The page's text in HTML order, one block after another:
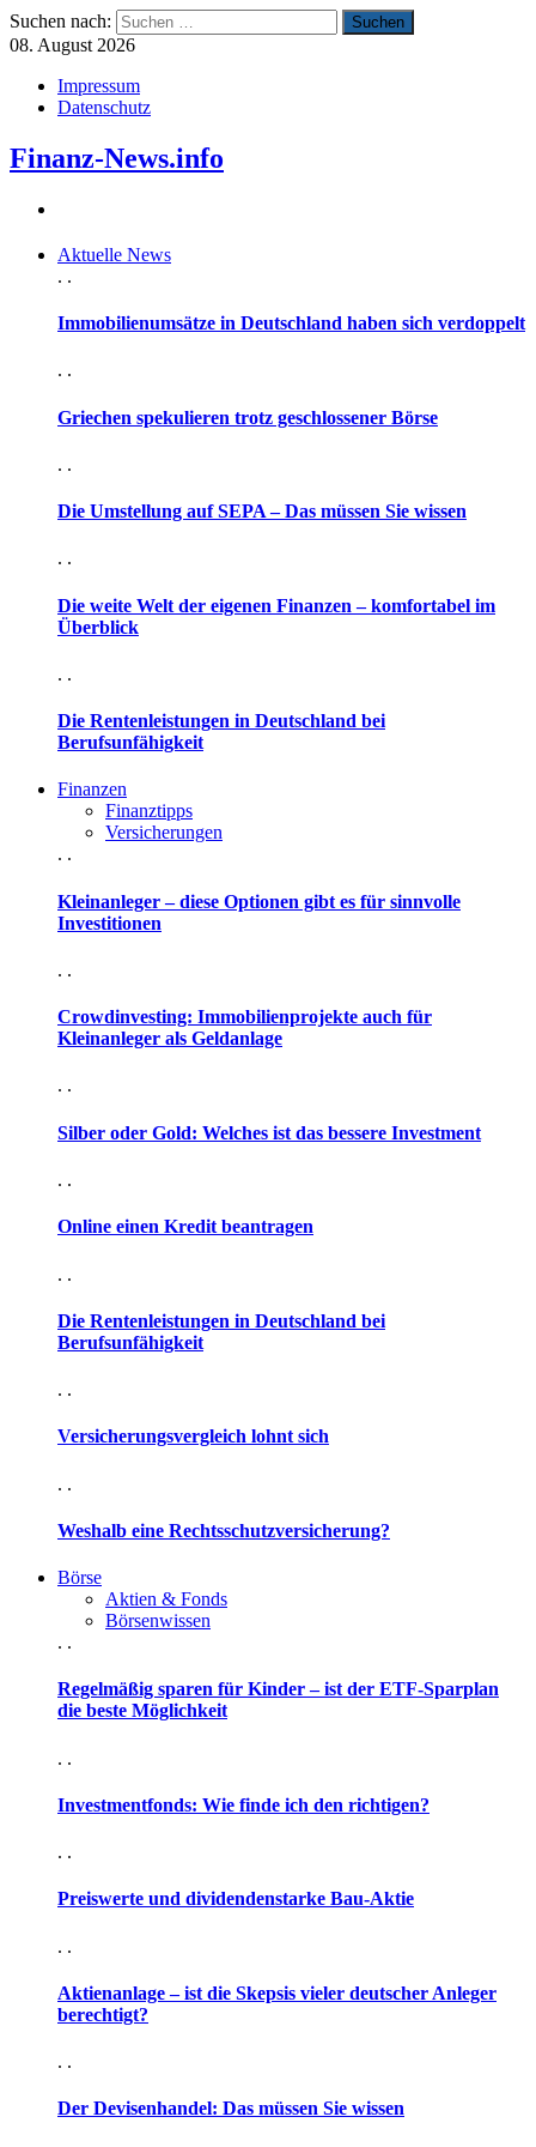
Suchen nach:
08. August 2026
Impressum
Datenschutz
Finanz-News.info
Aktuelle News
. .
Immobilienumsätze in Deutschland haben sich verdoppelt
. .
Griechen spekulieren trotz geschlossener Börse
. .
Die Umstellung auf SEPA – Das müssen Sie wissen
. .
Die weite Welt der eigenen Finanzen – komfortabel im
Überblick
. .
Die Rentenleistungen in Deutschland bei
Berufsunfähigkeit
Finanzen
Finanztipps
Versicherungen
. .
Kleinanleger – diese Optionen gibt es für sinnvolle
Investitionen
. .
Crowdinvesting: Immobilienprojekte auch für
Kleinanleger als Geldanlage
. .
Silber oder Gold: Welches ist das bessere Investment
. .
Online einen Kredit beantragen
. .
Die Rentenleistungen in Deutschland bei
Berufsunfähigkeit
. .
Versicherungsvergleich lohnt sich
. .
Weshalb eine Rechtsschutzversicherung?
Börse
Aktien & Fonds
Börsenwissen
. .
Regelmäßig sparen für Kinder – ist der ETF-Sparplan
die beste Möglichkeit
. .
Investmentfonds: Wie finde ich den richtigen?
. .
Preiswerte und dividendenstarke Bau-Aktie
. .
Aktienanlage – ist die Skepsis vieler deutscher Anleger
berechtigt?
. .
Der Devisenhandel: Das müssen Sie wissen